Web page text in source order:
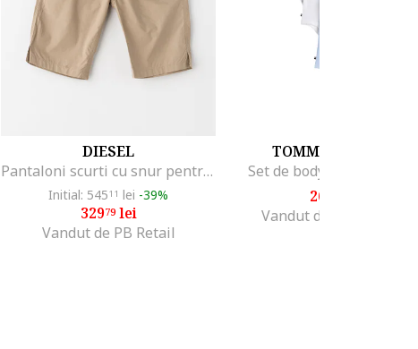
DIESEL
Pantaloni scurti cu snur pentru ajustare Parq, Kaki
Initial: 54511 lei -39%
32979lei
Vandut de PB Retail
TOMMY HILFIGER
Set de body-uri de
264
Vandut de MODIVO SA